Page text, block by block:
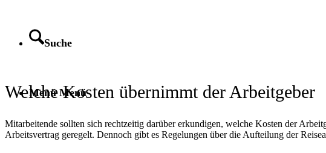
Suche
Menü Menü
Welche Kosten übernimmt der Arbeitgeber
Mitarbeitende sollten sich rechtzeitig darüber erkundigen, welche Kosten der
Arbeitsvertrag geregelt. Dennoch gibt es Regelungen über die Aufteilung der